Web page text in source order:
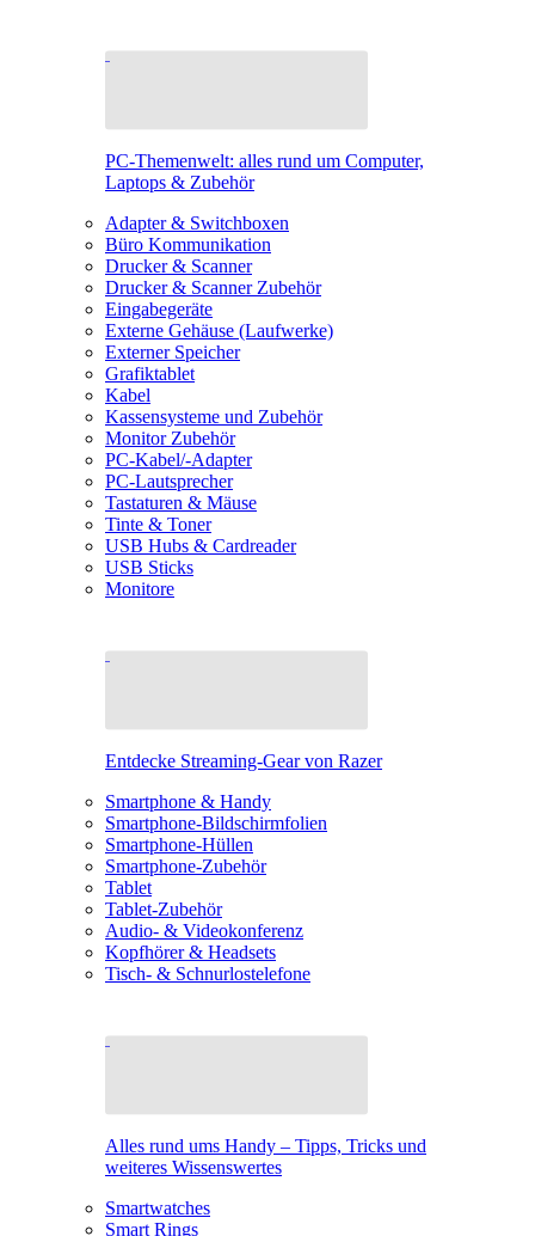
PC-Themenwelt: alles rund um Computer,
Laptops & Zubehör
Adapter & Switchboxen
Büro Kommunikation
Drucker & Scanner
Drucker & Scanner Zubehör
Eingabegeräte
Externe Gehäuse (Laufwerke)
Externer Speicher
Grafiktablet
Kabel
Kassensysteme und Zubehör
Monitor Zubehör
PC-Kabel/-Adapter
PC-Lautsprecher
Tastaturen & Mäuse
Tinte & Toner
USB Hubs & Cardreader
USB Sticks
Monitore
Entdecke Streaming-Gear von Razer
Smartphone & Handy
Smartphone-Bildschirmfolien
Smartphone-Hüllen
Smartphone-Zubehör
Tablet
Tablet-Zubehör
Audio- & Videokonferenz
Kopfhörer & Headsets
Tisch- & Schnurlostelefone
Alles rund ums Handy – Tipps, Tricks und
weiteres Wissenswertes
Smartwatches
Smart Rings